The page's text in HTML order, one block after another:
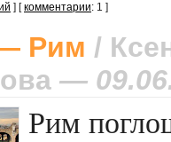
] [комментарии: 1 ]
Рим /
—
Рим